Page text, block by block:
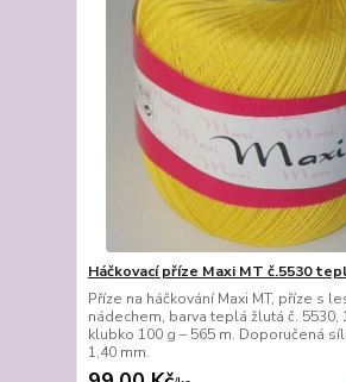
Háčkovací příze Maxi MT č.5530
Příze na háčkování Maxi MT, příze s
nádechem, barva teplá žlutá č. 5530,
klubko 100 g – 565 m. Doporučená
1,40 mm.